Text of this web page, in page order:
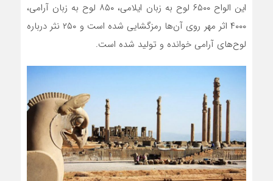
این الواح ۶۵۰۰ لوح به زبان ایلامی، ۸۵۰ لوح به زبان آرامی،
۴۰۰۰ اثر مهر روی آن‌ها رمزگشایی شده است و ۲۵۰ نثر درباره
لوح‌های آرامی خوانده و تولید شده است.